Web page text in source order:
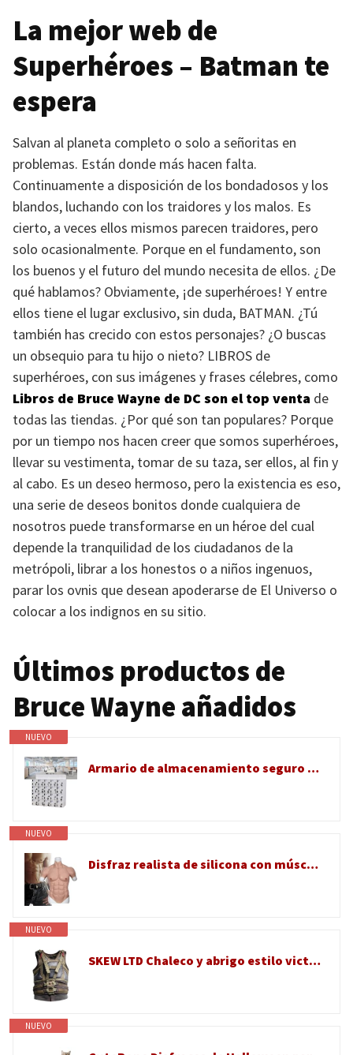
La mejor web de
Superhéroes – Batman te
espera
Salvan al planeta completo o solo a señoritas en
problemas. Están donde más hacen falta.
Continuamente a disposición de los bondadosos y los
blandos, luchando con los traidores y los malos. Es
cierto, a veces ellos mismos parecen traidores, pero
solo ocasionalmente. Porque en el fundamento, son
los buenos y el futuro del mundo necesita de ellos. ¿De
qué hablamos? Obviamente, ¡de superhéroes! Y entre
ellos tiene el lugar exclusivo, sin duda, BATMAN. ¿Tú
también has crecido con estos personajes? ¿O buscas
un obsequio para tu hijo o nieto? LIBROS de
superhéroes, con sus imágenes y frases célebres, como
Libros de Bruce Wayne de DC son el top venta de
todas las tiendas. ¿Por qué son tan populares? Porque
por un tiempo nos hacen creer que somos superhéroes,
llevar su vestimenta, tomar de su taza, ser ellos, al fin y
al cabo. Es un deseo hermoso, pero la existencia es eso,
una serie de deseos bonitos donde cualquiera de
nosotros puede transformarse en un héroe del cual
depende la tranquilidad de los ciudadanos de la
metrópoli, librar a los honestos o a niños ingenuos,
parar los ovnis que desean apoderarse de El Universo o
colocar a los indignos en su sitio.
Últimos productos de
Bruce Wayne añadidos
NUEVO
Armario de almacenamiento seguro para teléfono con puertas de bloqueo para organización de oficina y aula
NUEVO
Disfraz realista de silicona con músculos falsos, sin simulación de aceite, traje de cuerpo para fiesta de Halloween
NUEVO
SKEW LTD Chaleco y abrigo estilo victoriano gótico para hombre, disfraz de cosplay InspiBrown de la película
NUEVO